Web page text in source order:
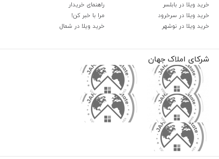
خرید ویلا در بابلسر
خرید ویلا در سرخرود
خرید ویلا در نوشهر
راهنمای خریدار
مرا با خبر کن!
خرید ویلا در شمال
شرکای املاک جهان